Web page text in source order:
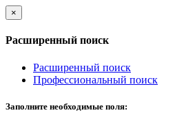
×
Расширенный поиск
Расширенный поиск
Профессиональный поиск
Заполните необходимые поля: